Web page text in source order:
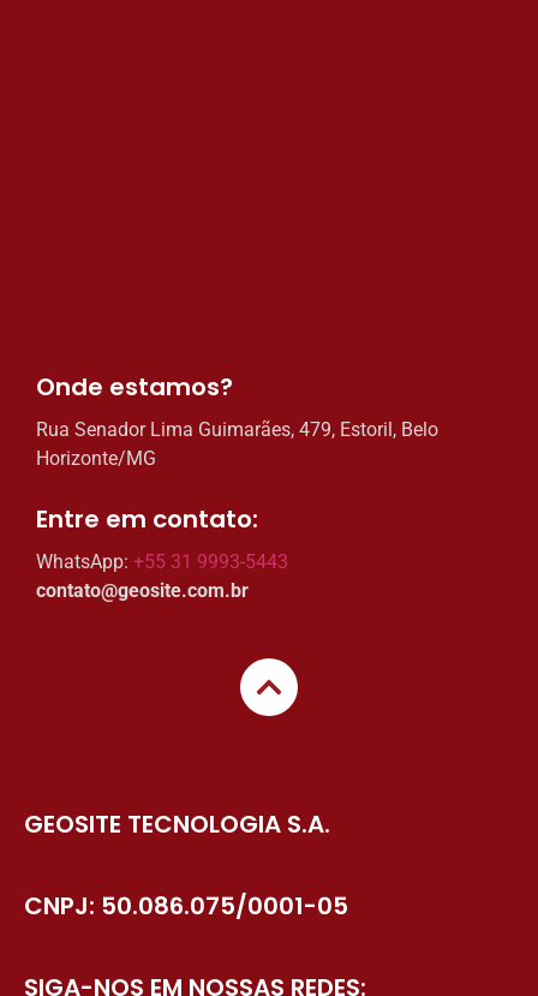
Onde estamos?​
Rua Senador Lima Guimarães, 479, Estoril, Belo
Horizonte/MG
Entre em contato:​
WhatsApp: +55 31 9993-5443
contato@geosite.com.br
SIGA-NOS EM NOSSAS REDES:
CNPJ: 50.086.075/0001-05
GEOSITE TECNOLOGIA S.A.